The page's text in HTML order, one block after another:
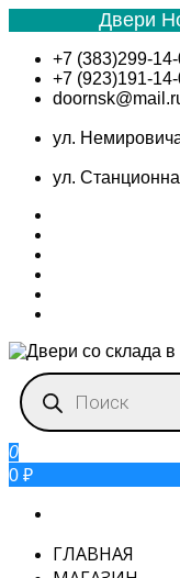
Двери
Skip
content
+7 (383)299-
+7 (923)191-
ул.
ул.
Поиск
товаров
0
0 ₽
ГЛАВНАЯ